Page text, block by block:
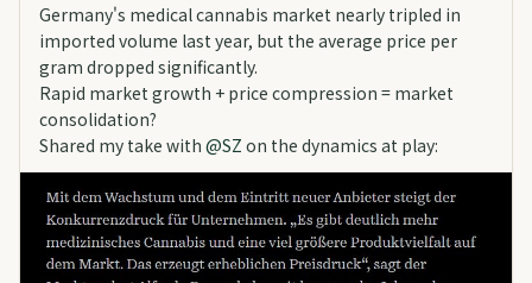
Germany's medical cannabis market nearly tripled in
imported volume last year, but the average price per
gram dropped significantly.
Rapid market growth + price compression = market
consolidation?
Shared my take with @SZ on the dynamics at play: